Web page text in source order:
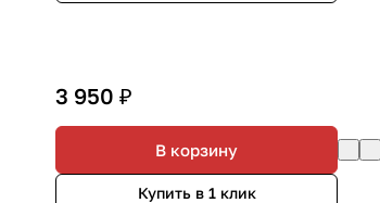
3 950 ₽
В корзину
Купить в 1 клик